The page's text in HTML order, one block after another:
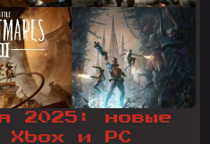
2025: новые
Xbox и PC